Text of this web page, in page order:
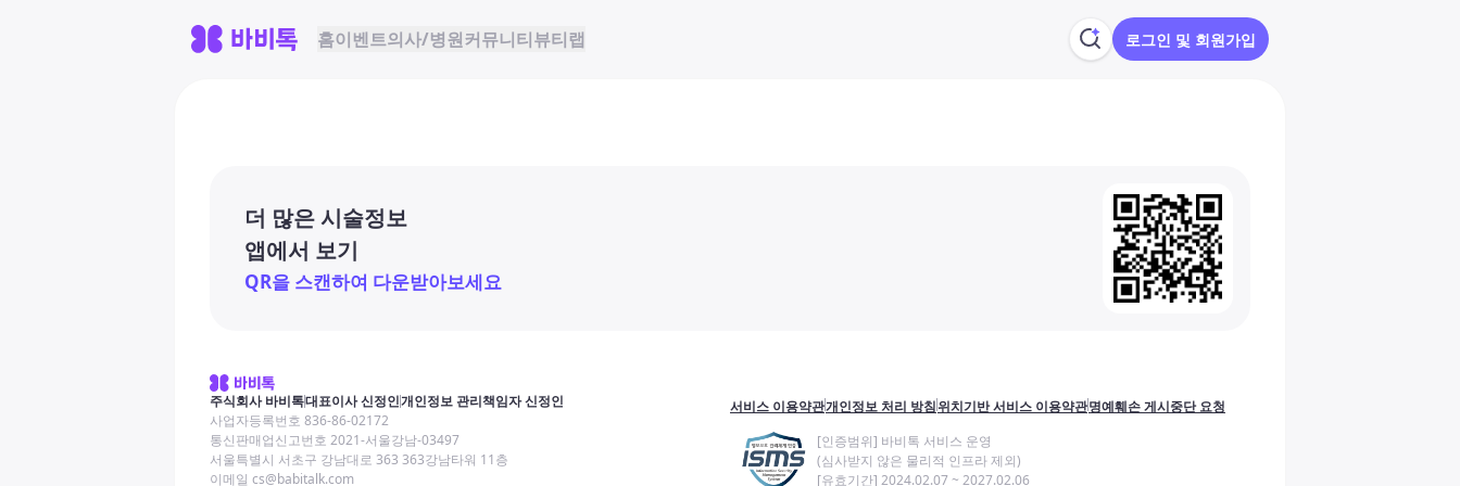
홈이벤트의사/병원커뮤니티뷰티랩 로그인 및 회원가입
더 많은 시술정보
앱에서 보기
QR을 스캔하여 다운받아보세요
주식회사 바비톡대표이사 신정인개인정보 관리책임자 신정인
사업자등록번호 836-86-02172
통신판매업신고번호 2021-서울강남-03497
서울특별시 서초구 강남대로 363 363강남타워 11층
이메일 cs@babitalk.com
서비스 이용약관개인정보 처리 방침위치기반 서비스 이용약관명예훼손 게시중단 요청
[인증범위] 바비톡 서비스 운영
(심사받지 않은 물리적 인프라 제외)
[유효기간] 2024.02.07 ~ 2027.02.06